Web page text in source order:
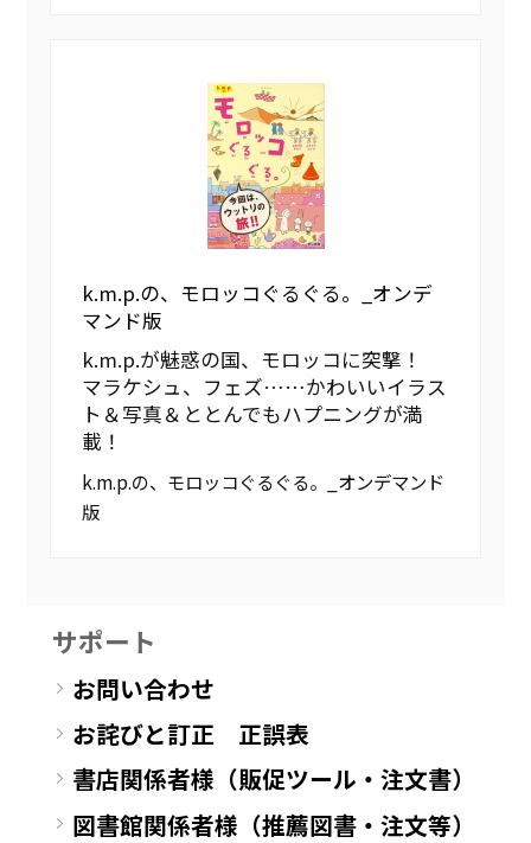
k.m.p.の、モロッコぐるぐる。_オンデ
マンド版
k.m.p.が魅惑の国、モロッコに突撃！
マラケシュ、フェズ……かわいいイラス
ト＆写真＆ととんでもハプニングが満
載！
k.m.p.の、モロッコぐるぐる。_オンデマンド
版
サポート
お問い合わせ
お詫びと訂正 正誤表
書店関係者様（販促ツール・注文書）
図書館関係者様（推薦図書・注文等）